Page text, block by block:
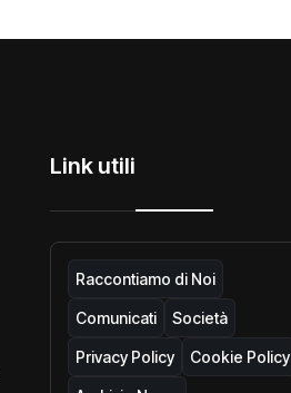
Link utili
Raccontiamo di Noi
Comunicati Società
Privacy Policy Cookie Policy